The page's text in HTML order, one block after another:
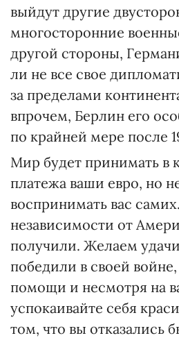
выйдут другие
многосторонние
другой стороны,
ли не все свое
за пределами
впрочем, Берлин его
по крайней мере после
Мир будет принимать в
платежа ваши евро, но
воспринимать вас
независимости от
получили. Желаем
победили в своей
помощи и несмотря на
успокаивайте себя
том, что вы отказались